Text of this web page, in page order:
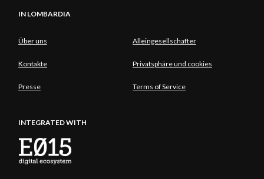
IN LOMBARDIA
Über uns Alleingesellschafter
Kontakte Privatsphäre und cookies
Presse Terms of Service
INTEGRATED WITH